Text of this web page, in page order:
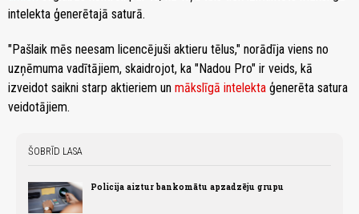
intelekta ģenerētajā saturā.
"Pašlaik mēs neesam licencējuši aktieru tēlus," norādīja viens no
uzņēmuma vadītājiem, skaidrojot, ka "Nadou Pro" ir veids, kā
izveidot saikni starp aktieriem un mākslīgā intelekta ģenerēta satura
veidotājiem.
ŠOBRĪD LASA
Policija aiztur bankomātu apzadzēju grupu